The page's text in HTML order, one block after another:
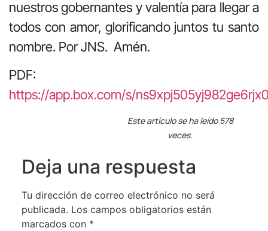
nuestros gobernantes y valentía para llegar a
todos con amor, glorificando juntos tu santo
nombre. Por JNS. Amén.
PDF:
https://app.box.com/s/
Este artículo se ha leído 578
veces.
Deja una respuesta
Tu dirección de correo electrónico no será
publicada. Los campos obligatorios están
marcados con *